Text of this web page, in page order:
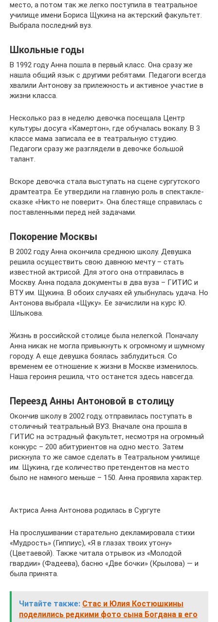
место, а потом так же легко поступила в театральное
училище имени Бориса Щукина на актерский факультет.
Выбрала последний вуз.
Школьные годы
В 1992 году Анна пошла в первый класс. Она сразу же
нашла общий язык с другими ребятами. Педагоги всегда
хвалили Антонову за прилежность и активное участие в
жизни класса.
Несколько раз в неделю девочка посещала Центр
культуры досуга «Камертон», где обучалась вокалу. В 3
классе мама записала ее в театральную студию.
Педагоги сразу же разглядели в девочке большой
талант.
Вскоре девочка стала выступать на сцене сургутского
драмтеатра. Ее утвердили на главную роль в спектакле-
сказке «Никто не поверит». Она блестяще справилась с
поставленными перед ней задачами.
Покорение Москвы
В 2002 году Анна окончила среднюю школу. Девушка
решила осуществить свою давнюю мечту – стать
известной актрисой. Для этого она отправилась в
Москву. Анна подала документы в два вуза – ГИТИС и
ВТУ им. Щукина. В обоих случаях ей улыбнулась удача. Но
Антонова выбрала «Щуку». Ее зачислили на курс Ю.
Шлыкова.
Жизнь в российской столице была нелегкой. Поначалу
Анна никак не могла привыкнуть к огромному и шумному
городу. А еще девушка боялась заблудиться. Со
временем ее отношение к жизни в Москве изменилось.
Наша героиня решила, что останется здесь навсегда.
Переезд Анны Антоновой в столицу
Окончив школу в 2002 году, отправилась поступать в
столичный театральный ВУЗ. Вначале она прошла в
ГИТИС на эстрадный факультет, несмотря на огромный
конкурс – 200 абитуриентов на одно место. Затем
рискнула то же самое сделать в Театральном училище
им. Щукина, где количество претендентов на место
было не намного меньше – 150. Анна проявила характер.
Актриса Анна Антонова родилась в Сургуте
На прослушивании старательно декламировала стихи
«Мудрость» (Гиппиус), «Я в глазах твоих утону»
(Цветаевой). Также читала отрывок из «Молодой
гвардии» (Фадеева), басню «Две бочки» (Крылова) — и
была принята.
Читайте также: Стас и Юлия Костюшкины
поделились редкими фото сына Богдана в его